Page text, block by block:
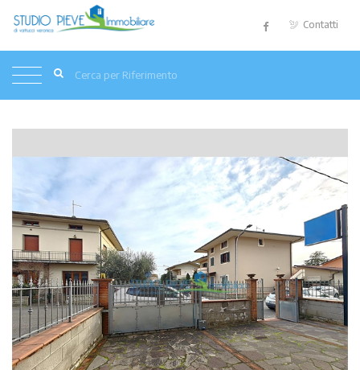
Contatti